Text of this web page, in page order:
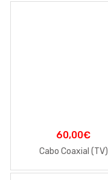
60,00€
Cabo Coaxial (TV)